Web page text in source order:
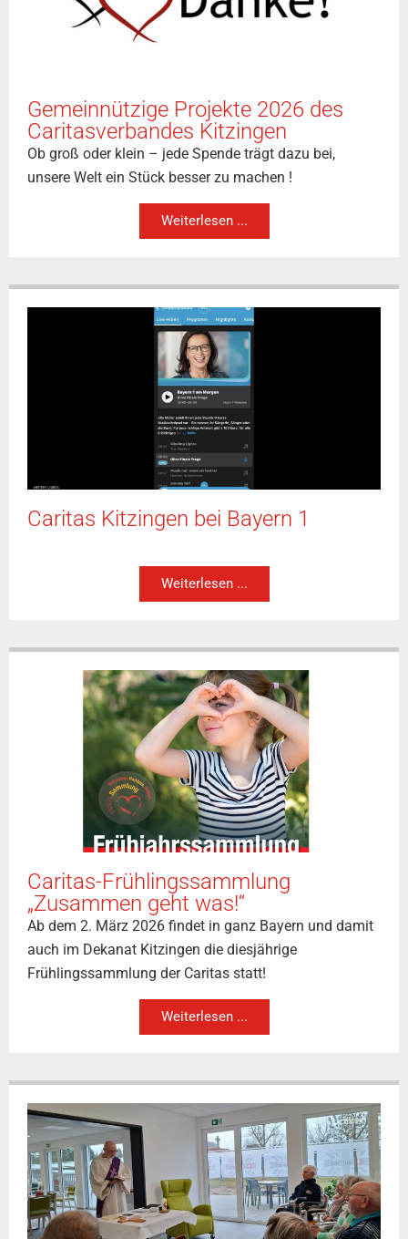
Gemeinnützige Projekte 2026 des
Caritasverbandes Kitzingen
Ob groß oder klein – jede Spende trägt dazu bei,
unsere Welt ein Stück besser zu machen !
Weiterlesen ...
Caritas Kitzingen bei Bayern 1
Weiterlesen ...
Caritas-Frühlingssammlung
„Zusammen geht was!“
Ab dem 2. März 2026 findet in ganz Bayern und damit
auch im Dekanat Kitzingen die diesjährige
Frühlingssammlung der Caritas statt!
Weiterlesen ...